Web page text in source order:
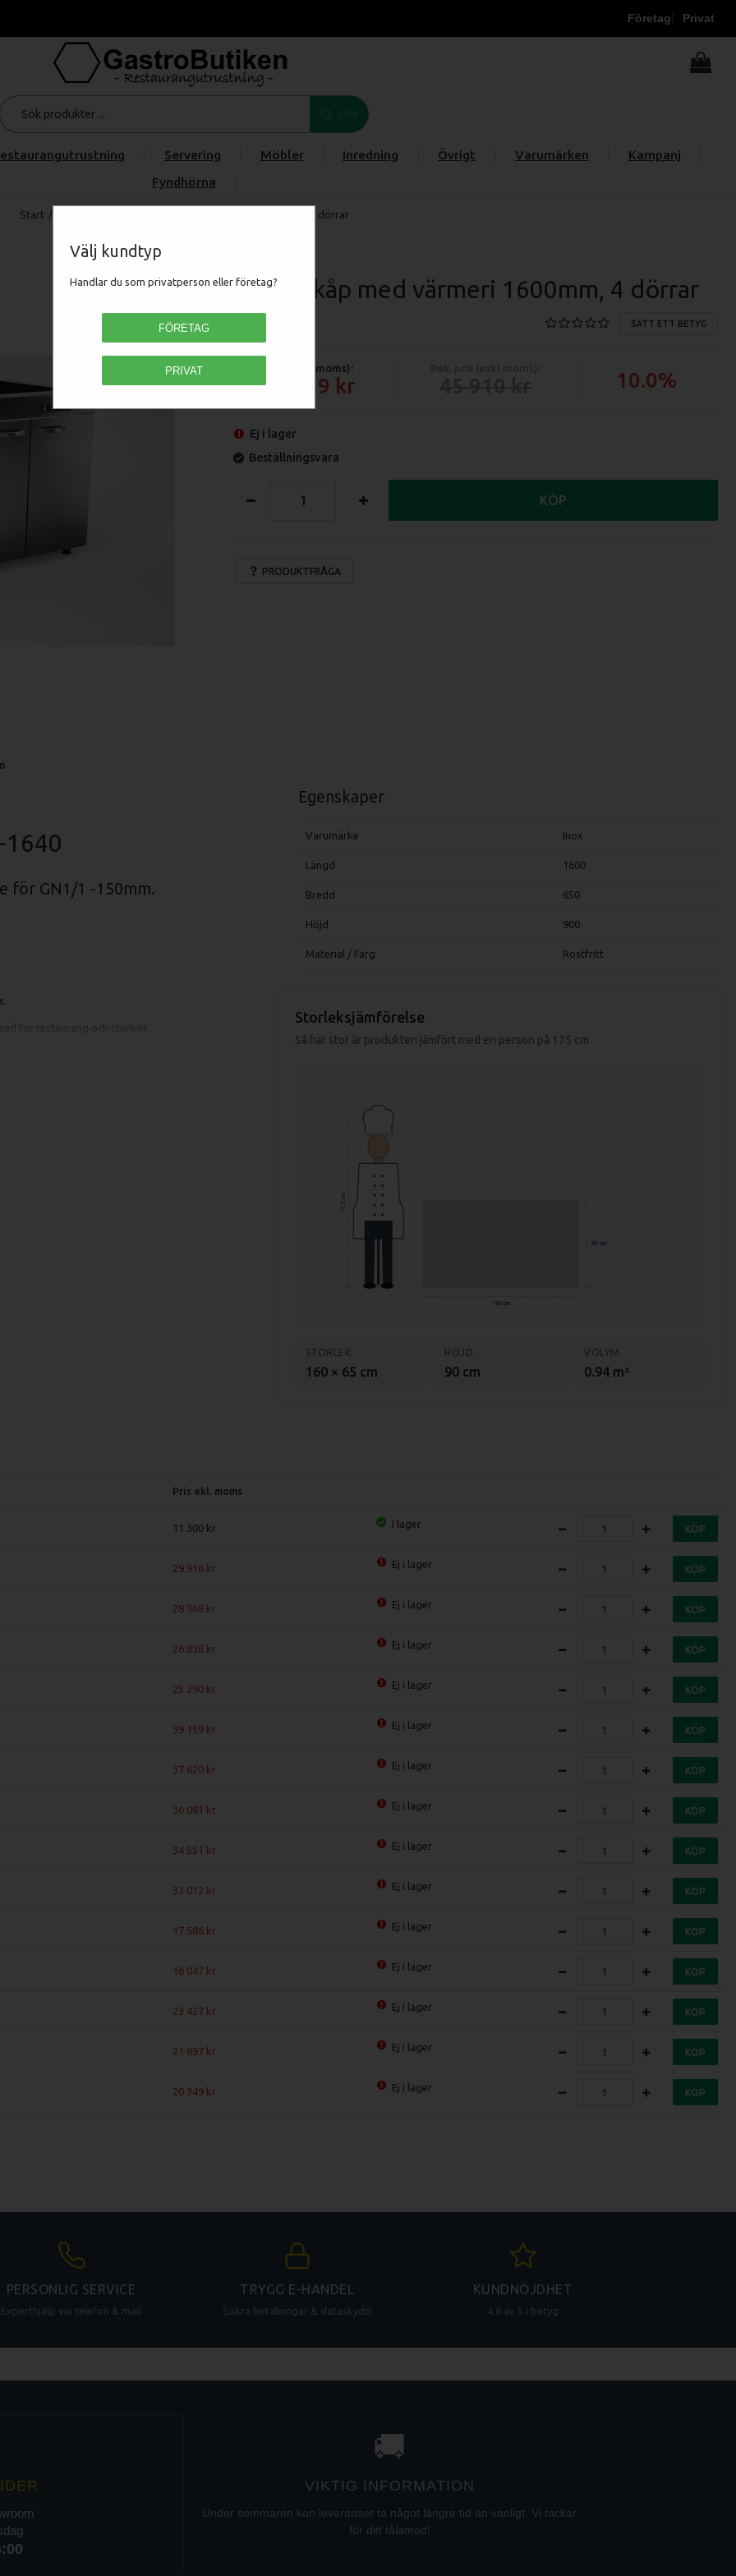
Företag Privat
Välj kundtyp
Handlar du som privatperson eller företag?
FÖRETAG
PRIVAT
Servering Möbler Inredning Övrigt Varumärken
Kampanj
Fyndhörna
Start / Värmeskåp med värmeri 1600mm, 4 dörrar
Värmeskåp med värmeri 1600mm, 4 dörrar
SÄTT ETT BETYG
Pris (exkl moms):
41 319 10.0%
Ej i lager
Beställningsvara
PRODUKTFRÅGA
KÖP
1640
för GN1/1 -150mm.
för restaurang och storkök.
Egenskaper
Varumärke Inox
Längd 1600
Bredd 650
Höjd 900
Material / Färg Rostfritt
Storleksjämförelse
Så här stor är produkten jämfört med en person på 175 cm.
175 cm
90 cm
160 cm
STORLEK
160 × 65 cm
HÖJD
90 cm
VOLYM
0.94 m³
Pris ekl. moms
11 300 I lager KÖP
29 916 Ej i lager KÖP
28 368 Ej i lager KÖP
26 838 Ej i lager KÖP
25 290 Ej i lager KÖP
39 159 Ej i lager KÖP
37 620 Ej i lager KÖP
36 081 Ej i lager KÖP
34 551 Ej i lager KÖP
33 012 Ej i lager KÖP
17 586 Ej i lager KÖP
16 047 Ej i lager KÖP
23 427 Ej i lager KÖP
21 897 Ej i lager KÖP
20 349 Ej i lager KÖP
PERSONLIG SERVICE
Experthjälp via telefon & mail
TRYGG E-HANDEL
Säkra betalningar & dataskydd
KUNDNÖJDHET
4.8 av 5 i betyg
🚚
VIKTIG INFORMATION
Under sommaren kan leveranser ta något längre tid än vanligt. Vi tackar
för ditt tålamod!